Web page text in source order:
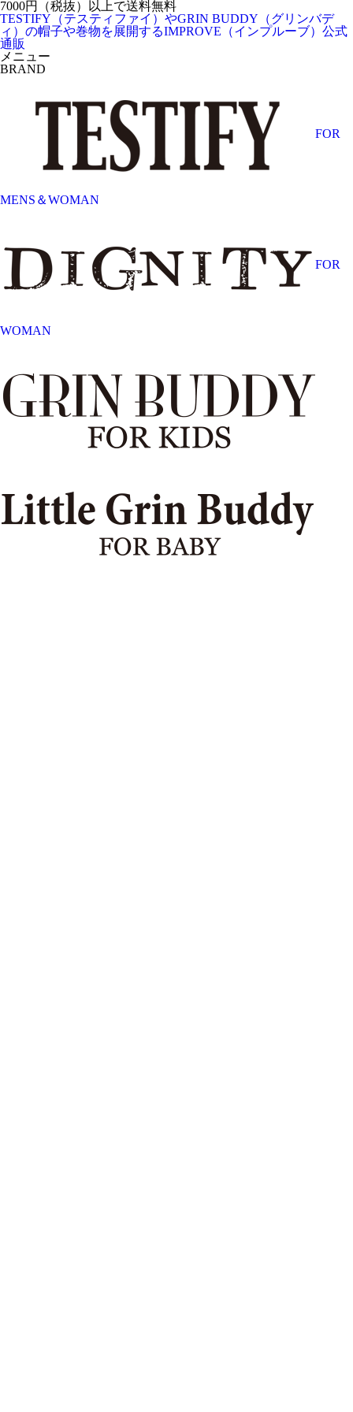
7000円（税抜）以上で送料無料
TESTIFY（テスティファイ）やGRIN BUDDY（グリンバデ
ィ）の帽子や巻物を展開するIMPROVE（インプルーブ）公式
通販
メニュー
BRAND
FOR
MENS＆WOMAN
FOR
WOMAN